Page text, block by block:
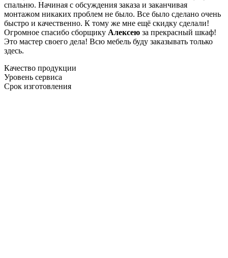
спальню. Начиная с обсуждения заказа и заканчивая
монтажом никаких проблем не было. Все было сделано очень
быстро и качественно. К тому же мне ещё скидку сделали!
Огромное спасибо сборщику Алексею за прекрасный шкаф!
Это мастер своего дела! Всю мебель буду заказывать только
здесь.
Качество продукции
Уровень сервиса
Срок изготовления